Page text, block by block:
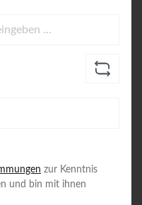
zur Kenntnis
und bin mit ihnen